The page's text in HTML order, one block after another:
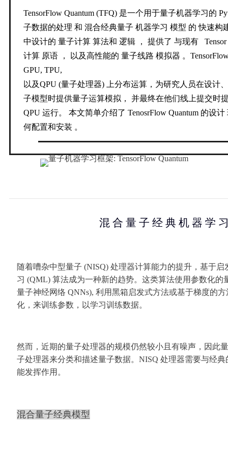
TensorFlow Quantum (TFQ) 是一个用于量子机器学习的
子数据的处理 和 混合经典量子 机器学习 模型 的 快速构
中设计的 量子计算 算法和 逻辑 ， 提供了 与现有
Tensor
计算 原语 ， 以及高性能的 量子线路 模拟器 。
GPU, TPU,
以及QPU (量子处理器) 上分布运算，为研究人员在设计
子模型时提供量子运算模拟， 并最终在他们线上提交时
QPU 运行。
本文简单介绍了 TenosrFlow Quantum 的设计
何配置和安装 。
01
混 合 量 子 经 典 机 器 学
随着嘈杂中型量子 (NISQ) 处理器计算能力的提升，基于
习 (QML) 算法成为一种新的趋势。这类算法使用参数化的
量子神经网络 QNNs), 利用黑箱启发式方法或基于梯度的
化，来训练参数，以学习训练数据。
然而，近期的量子处理器的规模仍然较小且有噪声，因此
子处理器来分类和描述量子数据。NISQ 处理器需要与经
能发挥作用。
混合量子经典模型